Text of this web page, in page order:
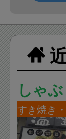
しゃ